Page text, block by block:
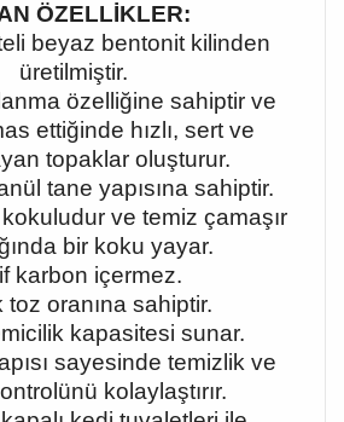
ÖZELLİKLER:
beyaz bentonit kilinden
üretilmiştir.
özelliğine sahiptir ve
ettiğinde hızlı, sert ve
topaklar oluşturur.
tane yapısına sahiptir.
ve temiz çamaşır
bir koku yayar.
karbon içermez.
toz oranına sahiptir.
kapasitesi sunar.
sayesinde temizlik ve
kolaylaştırır.